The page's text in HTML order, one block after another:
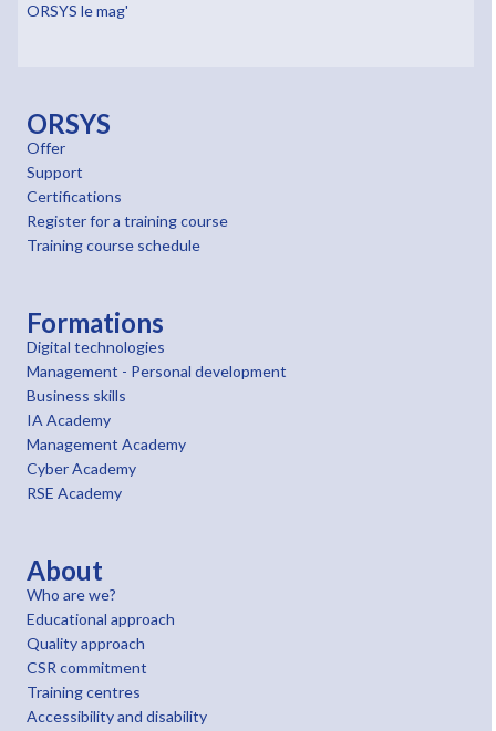
ORSYS le mag'
ORSYS
Offer
Support
Certifications
Register for a training course
Training course schedule
Formations
Digital technologies
Management - Personal development
Business skills
IA Academy
Management Academy
Cyber Academy
RSE Academy
About
Who are we?
Educational approach
Quality approach
CSR commitment
Training centres
Accessibility and disability